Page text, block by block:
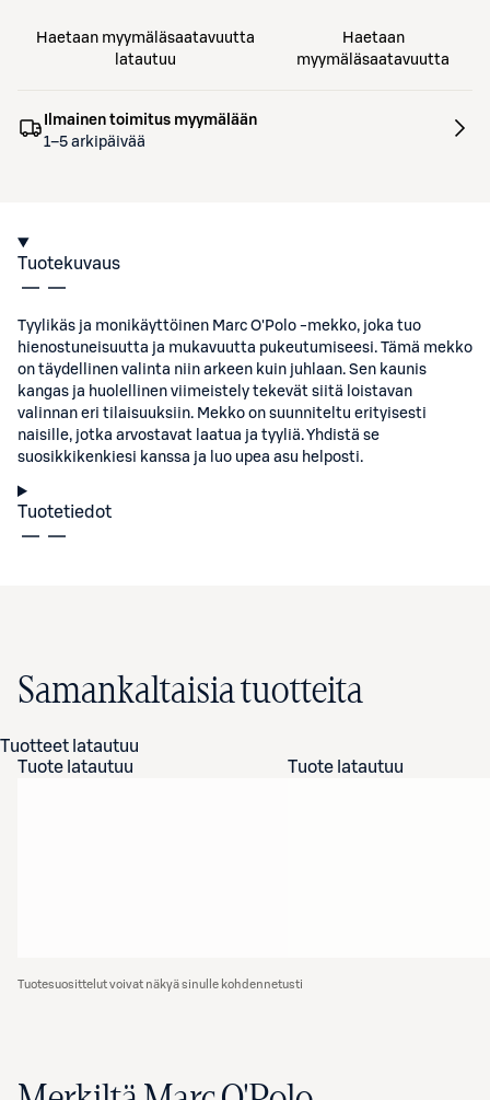
Haetaan myymäläsaatavuutta
latautuu
Haetaan
myymäläsaatavuutta
Ilmainen toimitus myymälään
1–5 arkipäivää
Tuotekuvaus
Tyylikäs ja monikäyttöinen Marc O'Polo -mekko, joka tuo
hienostuneisuutta ja mukavuutta pukeutumiseesi. Tämä mekko
on täydellinen valinta niin arkeen kuin juhlaan. Sen kaunis
kangas ja huolellinen viimeistely tekevät siitä loistavan
valinnan eri tilaisuuksiin. Mekko on suunniteltu erityisesti
naisille, jotka arvostavat laatua ja tyyliä. Yhdistä se
suosikkikenkiesi kanssa ja luo upea asu helposti.
Tuotetiedot
Samankaltaisia tuotteita
Tuotteet latautuu
Tuote latautuu
Tuote latautuu
Tuotesuosittelut voivat näkyä sinulle kohdennetusti